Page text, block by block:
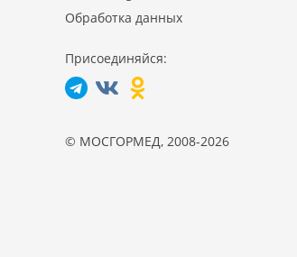
Обработка данных
Присоединяйся:
© МОСГОРМЕД, 2008-2026